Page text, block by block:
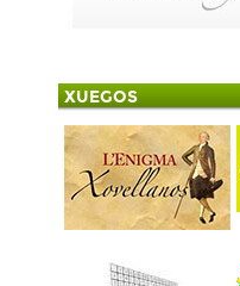
XUEGOS